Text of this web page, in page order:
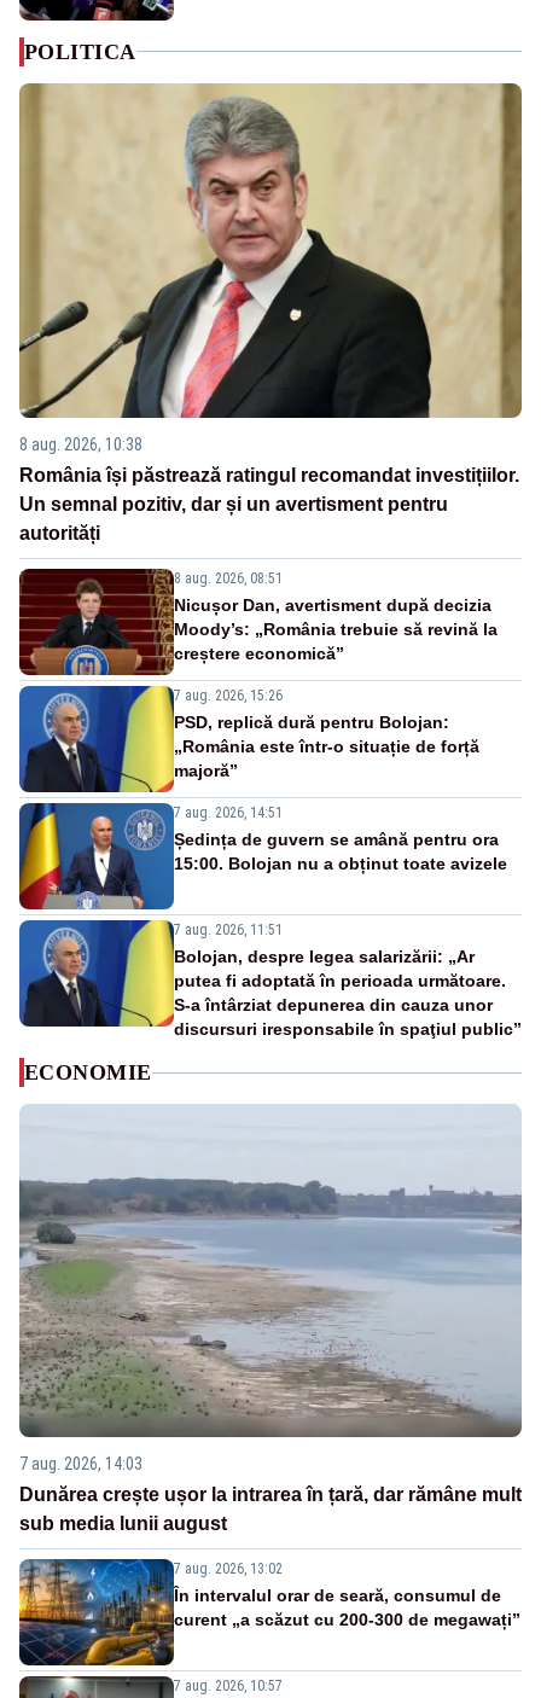
POLITICA
8 aug. 2026, 10:38
România își păstrează ratingul recomandat investițiilor.
Un semnal pozitiv, dar și un avertisment pentru
autorități
8 aug. 2026, 08:51
Nicușor Dan, avertisment după decizia
Moody’s: „România trebuie să revină la
creștere economică”
7 aug. 2026, 15:26
PSD, replică dură pentru Bolojan:
„România este într-o situație de forță
majoră”
7 aug. 2026, 14:51
Ședința de guvern se amână pentru ora
15:00. Bolojan nu a obținut toate avizele
7 aug. 2026, 11:51
Bolojan, despre legea salarizării: „Ar
putea fi adoptată în perioada următoare.
S-a întârziat depunerea din cauza unor
discursuri iresponsabile în spaţiul public”
ECONOMIE
7 aug. 2026, 14:03
Dunărea crește ușor la intrarea în țară, dar rămâne mult
sub media lunii august
7 aug. 2026, 13:02
În intervalul orar de seară, consumul de
curent „a scăzut cu 200-300 de megawați”
7 aug. 2026, 10:57